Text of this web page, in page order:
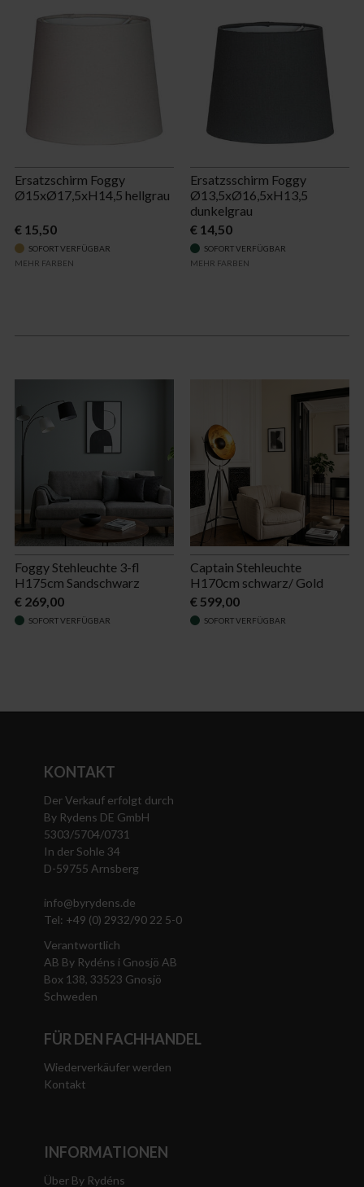
Ersatzschirm Foggy
Ø15xØ17,5xH14,5 hellgrau
€ 15,50
SOFORT VERFÜGBAR
MEHR FARBEN
Ersatzsschirm Foggy
Ø13,5xØ16,5xH13,5
dunkelgrau
€ 14,50
SOFORT VERFÜGBAR
MEHR FARBEN
Foggy Stehleuchte 3-fl
H175cm Sandschwarz
€ 269,00
SOFORT VERFÜGBAR
Captain Stehleuchte
H170cm schwarz/ Gold
€ 599,00
SOFORT VERFÜGBAR
KONTAKT
Der Verkauf erfolgt durch
By Rydens DE GmbH
5303/5704/0731
In der Sohle 34
D-59755 Arnsberg
info@byrydens.de
Tel: +49 (0) 2932/90 22 5-0
Verantwortlich
AB By Rydéns i Gnosjö AB
Box 138, 33523 Gnosjö
Schweden
FÜR DEN FACHHANDEL
Wiederverkäufer werden
Kontakt
INFORMATIONEN
Über By Rydéns